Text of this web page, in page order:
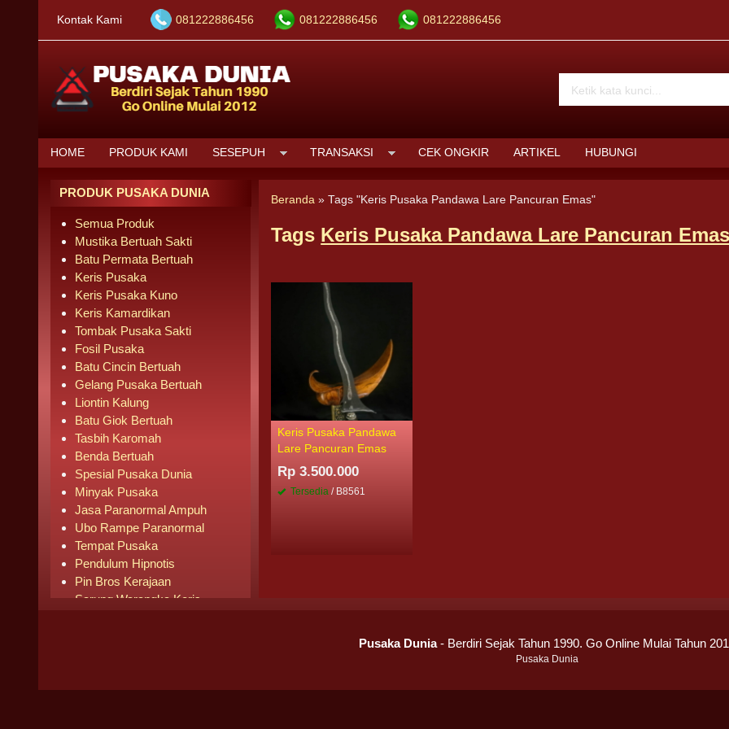
Kontak Kami 081222886456 081222886456 081222886456
HOME PRODUK KAMI SESEPUH TRANSAKSI CEK ONGKIR ARTIKEL HUBUNGI
Beranda »Tags "Keris Pusaka Pandawa Lare Pancuran Emas"
Tags Keris Pusaka Pandawa Lare Pancuran
Keris Pusaka Pandawa
Lare Pancuran Emas
Rp 3.500.000
Tersedia / B8561
PRODUK PUSAKA DUNIA
Semua Produk
Mustika Bertuah Sakti
Batu Permata Bertuah
Keris Pusaka
Keris Pusaka Kuno
Keris Kamardikan
Tombak Pusaka Sakti
Fosil Pusaka
Batu Cincin Bertuah
Gelang Pusaka Bertuah
Liontin Kalung
Batu Giok Bertuah
Tasbih Karomah
Benda Bertuah
Spesial Pusaka Dunia
Minyak Pusaka
Jasa Paranormal Ampuh
Ubo Rampe Paranormal
Tempat Pusaka
Pendulum Hipnotis
Pin Bros Kerajaan
Sarung Warangka Keris
Pusaka Laris Terjual
Pusaka Dunia- Berdiri Sejak Tahun 1990. Go Online Mulai Tahun
Pusaka Dunia